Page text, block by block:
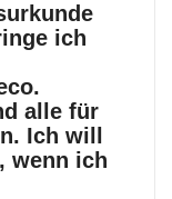
ich
alle für
Ich will
wenn ich